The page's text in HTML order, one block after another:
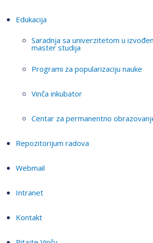
Edukacija
Saradnja sa univerzitetom u
master studija
Programi za popularizaciju nauke
Vinča inkubator
Centar za permanentno
Repozitorijum radova
Webmail
Intranet
Kontakt